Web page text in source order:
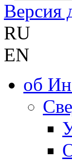
Версия
RU
EN
об